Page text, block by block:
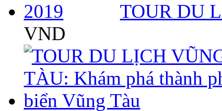
TOUR DU
VND